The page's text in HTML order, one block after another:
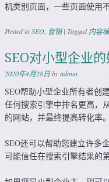
机类别页面，一些页面使用
Posted inSEO 营销 | Tagged内容
SEO对小型企业
2020年4月28日byadmin
SEO帮助小型企业所有者创
任何搜索引擎中排名更高，
的网站，并最终提高转化率。
SEO还可以帮助您建立许多
可能信任在搜索引擎结果的